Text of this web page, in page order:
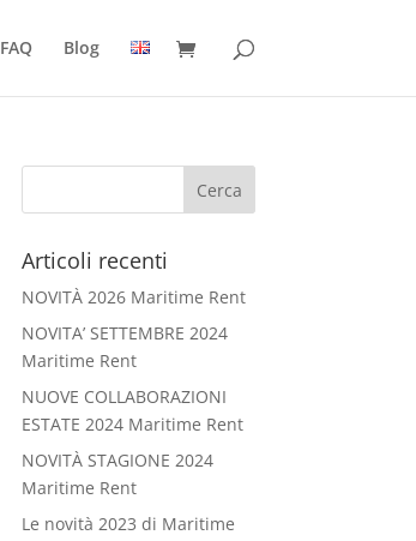
FAQ Blog
Articoli recenti
NOVITÀ 2026 Maritime Rent
NOVITA’ SETTEMBRE 2024
Maritime Rent
NUOVE COLLABORAZIONI
ESTATE 2024 Maritime Rent
NOVITÀ STAGIONE 2024
Maritime Rent
Le novità 2023 di Maritime